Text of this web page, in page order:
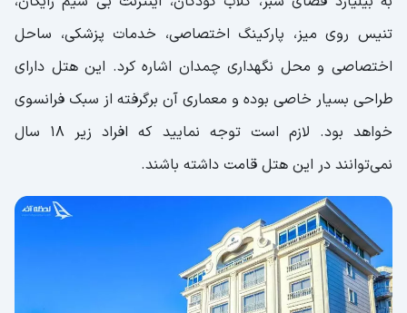
تنیس روی میز، پارکینگ اختصاصی، خدمات پزشکی، ساحل
اختصاصی و محل نگهداری چمدان اشاره کرد. این هتل دارای
طراحی بسیار خاصی بوده و معماری آن برگرفته از سبک فرانسوی
خواهد بود. لازم است توجه نمایید که افراد زیر ۱۸ سال
نمی‌توانند در این هتل قامت داشته باشند.